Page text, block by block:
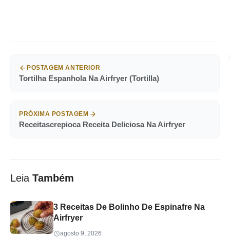
POSTAGEM ANTERIOR
Tortilha Espanhola Na Airfryer (Tortilla)
PRÓXIMA POSTAGEM
Receitascrepioca Receita Deliciosa Na Airfryer
Leia Também
3 Receitas De Bolinho De Espinafre Na
Airfryer
agosto 9, 2026